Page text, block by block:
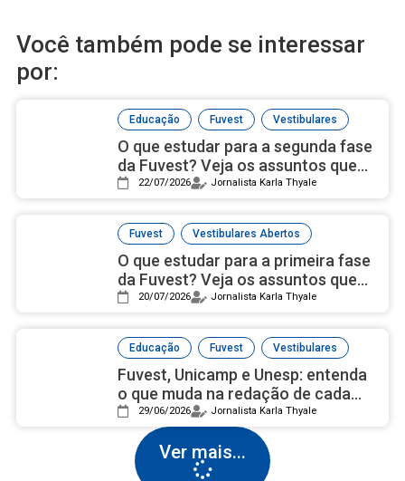
Você também pode se interessar
por:
Educação , Fuvest , Vestibulares
O que estudar para a segunda fase
da Fuvest? Veja os assuntos que
mais caem
22/07/2026 Jornalista Karla Thyale
Fuvest , Vestibulares Abertos
O que estudar para a primeira fase
da Fuvest? Veja os assuntos que
mais caem
20/07/2026 Jornalista Karla Thyale
Educação , Fuvest , Vestibulares
Fuvest, Unicamp e Unesp: entenda
o que muda na redação de cada
vestibular
29/06/2026 Jornalista Karla Thyale
Ver mais...